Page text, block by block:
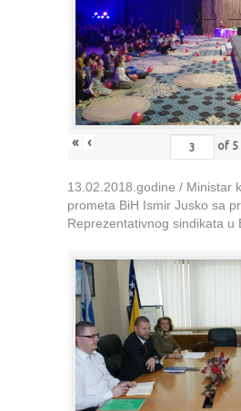
« ‹ of 5
13.02.2018.godine / Ministar
prometa BiH Ismir Jusko sa
Reprezentativnog sindikata u